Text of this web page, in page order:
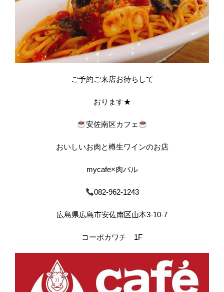
ご予約ご来店お待ちして
おります★
安佐南区カフェ
おいしいお肉と樽生ワインのお店
mycafe×肉バル
082-962-1243
広島県広島市安佐南区山本3-10-7
コーポカワチ 1F